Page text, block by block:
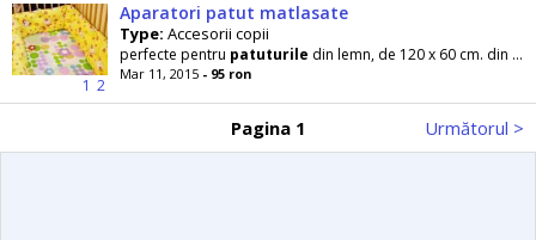
1 2
Aparatori patut matlasate
Type: Accesorii copii
perfecte pentru patuturile din lemn, de 120 x 60 cm. din 2 bucati pentru a favoriza aranjarea
Mar 11, 2015 - 95 ron
Pagina 1 Următorul >